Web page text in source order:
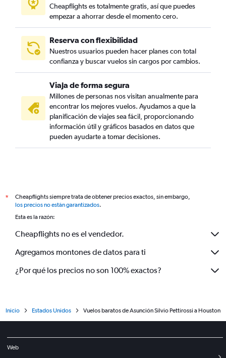
Cheapflights es totalmente gratis, así que puedes
empezar a ahorrar desde el momento cero.
Reserva con flexibilidad
Nuestros usuarios pueden hacer planes con total
confianza y buscar vuelos sin cargos por cambios.
Viaja de forma segura
Millones de personas nos visitan anualmente para
encontrar los mejores vuelos. Ayudamos a que la
planificación de viajes sea fácil, proporcionando
información útil y gráficos basados en datos que
pueden ayudarte a tomar decisiones.
*
Cheapflights siempre trata de obtener precios exactos, sin embargo,
los precios no están garantizados.
Esta es la razón:
Cheapflights no es el vendedor.
Agregamos montones de datos para ti
¿Por qué los precios no son 100% exactos?
Inicio Estados Unidos Vuelos baratos de Asunción Silvio Pettirossi a Houston
Web